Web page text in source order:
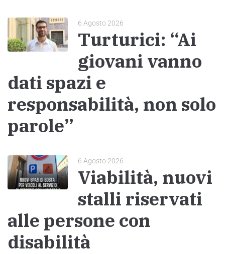
6 Agosto 2026
Turturici: “Ai
giovani vanno
dati spazi e
responsabilità, non solo
parole”
6 Agosto 2026
Viabilità, nuovi
stalli riservati
alle persone con
disabilità